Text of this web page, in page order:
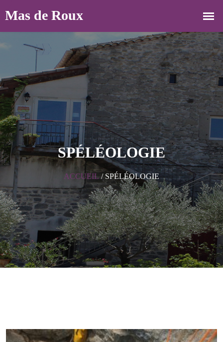
SPÉLÉOLOGIE
ACCUEIL / SPÉLÉOLOGIE